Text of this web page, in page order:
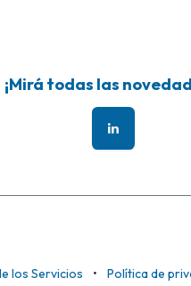
¡Mirá todas las
los Servicios • Política de